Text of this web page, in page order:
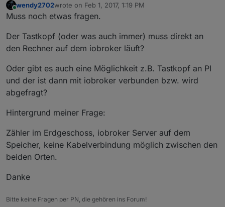
wendy2702wrote on Feb 1, 2017, 1:19 PM
last edited by
Muss noch etwas fragen.
Der Tastkopf (oder was auch immer) muss direkt an
den Rechner auf dem iobroker läuft?
Oder gibt es auch eine Möglichkeit z.B. Tastkopf an PI
und der ist dann mit iobroker verbunden bzw. wird
abgefragt?
Hintergrund meiner Frage:
Zähler im Erdgeschoss, iobroker Server auf dem
Speicher, keine Kabelverbindung möglich zwischen den
beiden Orten.
Danke
Bitte keine Fragen per PN, die gehören ins Forum!